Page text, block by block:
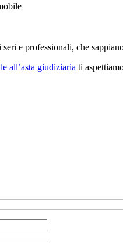
e professionali, che
all’asta giudiziaria ti